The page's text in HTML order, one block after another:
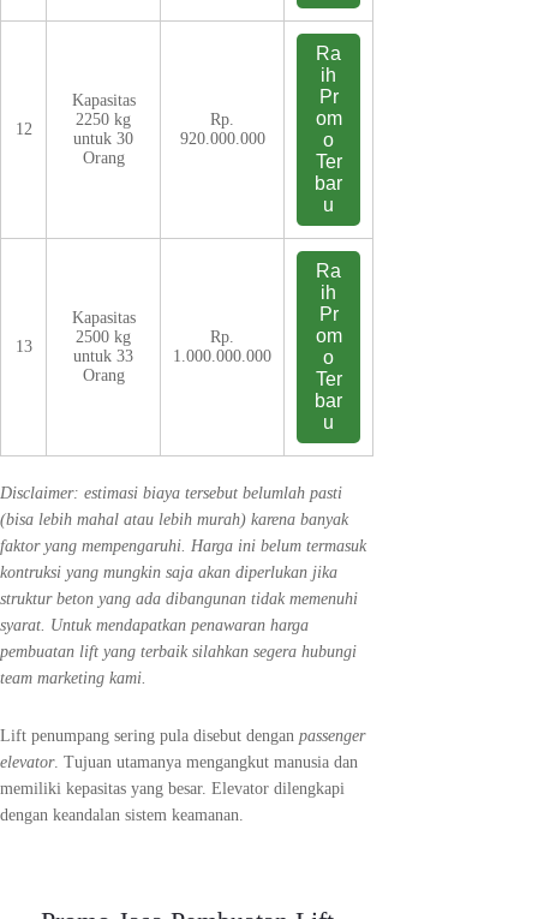
12
Kapasitas
2250 kg
untuk 30
Orang
Rp.
920.000.000
Ra
ih
Pr
om
o
Ter
bar
u
13
Kapasitas
2500 kg
untuk 33
Orang
Rp.
1.000.000.000
Ra
ih
Pr
om
o
Ter
bar
u
Disclaimer: estimasi biaya tersebut belumlah pasti
(bisa lebih mahal atau lebih murah) karena banyak
faktor yang mempengaruhi. Harga ini belum termasuk
kontruksi yang mungkin saja akan diperlukan jika
struktur beton yang ada dibangunan tidak memenuhi
syarat. Untuk mendapatkan penawaran harga
pembuatan lift yang terbaik silahkan segera hubungi
team marketing kami.
Lift penumpang sering pula disebut dengan passenger
elevator. Tujuan utamanya mengangkut manusia dan
memiliki kepasitas yang besar. Elevator dilengkapi
dengan keandalan sistem keamanan.